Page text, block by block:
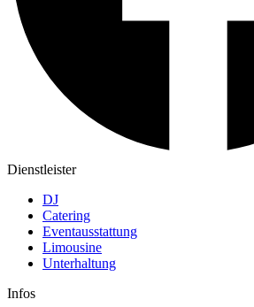
Dienstleister
DJ
Catering
Eventausstattung
Limousine
Unterhaltung
Infos